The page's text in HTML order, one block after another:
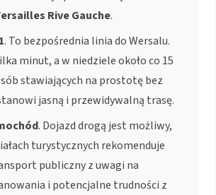
Rive Gauche.
. To bezpośrednia linia do Wersalu.
minut, a w niedziele około co 15
stawiających na prostotę bez
jasną i przewidywalną trasę.
. Dojazd drogą jest możliwy,
turystycznych rekomenduje
publiczny z uwagi na
i potencjalne trudności z